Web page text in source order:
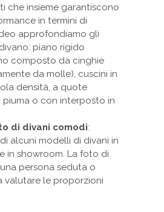
che insieme garantiscono
in termini di
approfondiamo gli
piano rigido
composto da cinghie
da molle), cuscini in
densità, a quote
piuma o con interposto in
di divani comodi:
alcuni modelli di divani in
in showroom. La foto di
persona seduta o
valutare le proporzioni